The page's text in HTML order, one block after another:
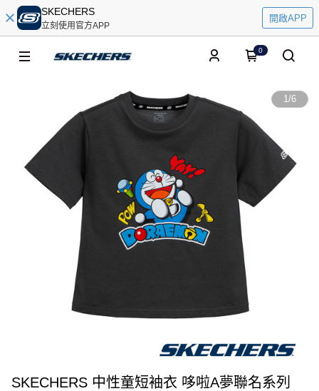
SKECHERS
立刻使用官方APP
開啟APP
0
1/6
SKECHERS 中性童短袖衣 哆啦A夢聯名系列